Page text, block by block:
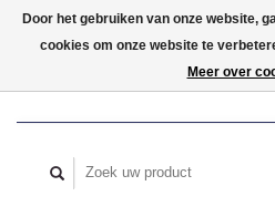
Door het gebruiken van onze website,
cookies om onze website te
Meer over